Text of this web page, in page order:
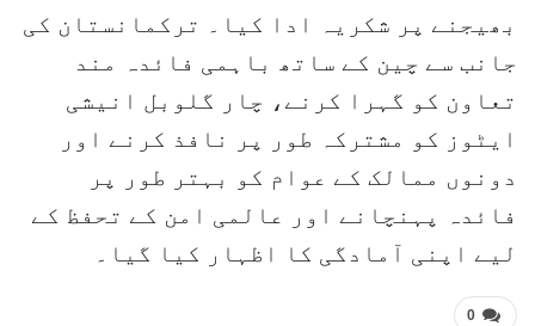
بھیجنے پر شکریہ ادا کیا۔ ترکمانستان کی
جانب سے چین کے ساتھ باہمی فائدہ مند
تعاون کو گہرا کرنے، چار گلوبل انیشی
ایٹوز کو مشترکہ طور پر نافذ کرنے اور
دونوں ممالک کے عوام کو بہتر طور پر
فائدہ پہنچانے اور عالمی امن کے تحفظ کے
لیے اپنی آمادگی کا اظہار کیا گیا۔
0